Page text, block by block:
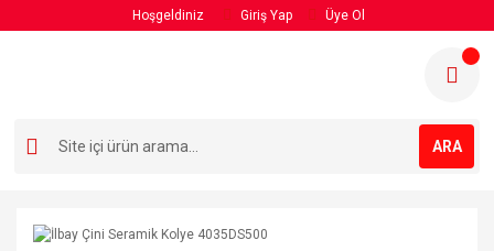
Hoşgeldiniz Giriş Yap Üye Ol
ARA